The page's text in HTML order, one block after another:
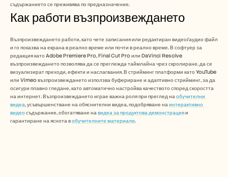
съдържанието се преживява по предназначение.
Как работи възпроизвеждането
Възпроизвеждането работи, като чете записания или редактиран видео/аудио файл
и го показва на екрана в реално време или почти в реално време. В софтуер за
редакция като Adobe Premiere Pro, Final Cut Pro или DaVinci Resolve
възпроизвеждането позволява да се преглежда таймлайна чрез скролиране, да се
визуализират преходи, ефекти и наслагвания. В стрийминг платформи като YouTube
или Vimeo възпроизвеждането използва буфериране и адаптивно стрийминг, за да
осигури плавно гледане, като автоматично настройва качеството според скоростта
на интернет. Възпроизвеждането играе важна роля при преглед на обучителни
видеа, усъвършенстване на обяснителни видеа, подобряване на интерактивно
видео съдържание, обогатяване на видеа за продуктова демонстрация и
гарантиране на яснота в обучителните материали.
Истории на клиенти
Център за помощ
Цени
Успех на клиента
Обучение
Вижте още примери за употреба